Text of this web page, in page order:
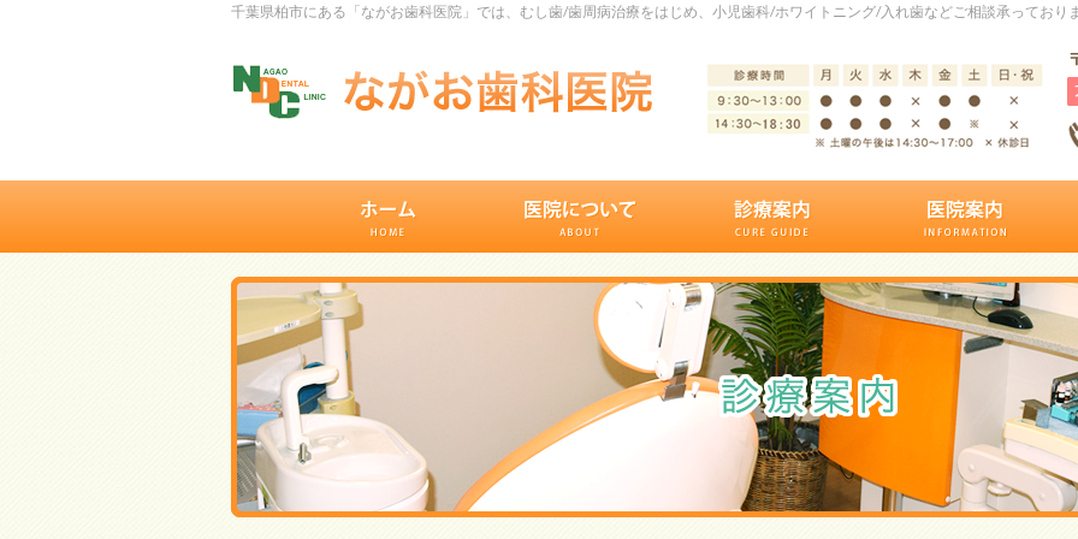
千葉県柏市にある「ながお歯科医院」では、むし歯/歯周病治療をはじめ、小児歯科/ホワイトニング/入れ歯などご相談承っており